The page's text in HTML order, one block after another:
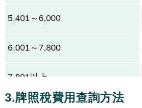
5,401～6,000
6,001～7,800
7,801以上
3.牌照稅費用查詢方法